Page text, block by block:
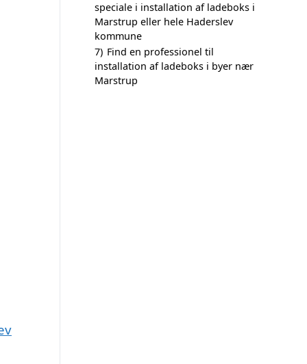
speciale i installation af ladeboks i
Marstrup eller hele Haderslev
kommune
7) Find en professionel til
installation af ladeboks i byer nær
Marstrup